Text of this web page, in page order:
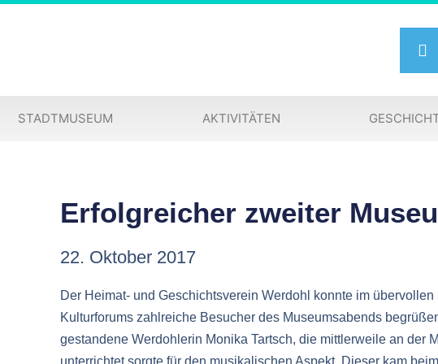
STADTMUSEUM AKTIVITÄTEN
Erfolgreicher zweiter
22. Oktober 2017
Der Heimat- und Geschichtsverein Werdohl konnte im
Kulturforums zahlreiche Besucher des Museumsabends
gestandene Werdohlerin Monika Tartsch, die mittlerweile an der